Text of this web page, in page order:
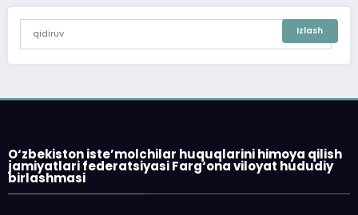
O‘zbekiston iste’molchilar huquqlarini himoya qilish
jamiyatlari federatsiyasi Farg‘ona viloyat hududiy
birlashmasi